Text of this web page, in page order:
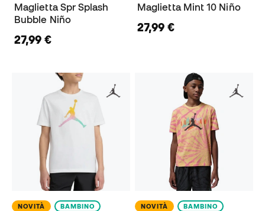
Maglietta Spr Splash
Bubble Niño
27,99 €
Maglietta Mint 10 Niño
27,99 €
NOVITÀ BAMBINO NOVITÀ BAMBINO